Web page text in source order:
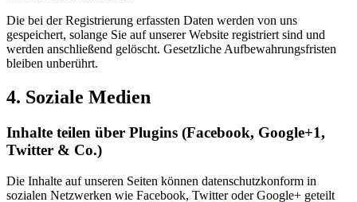
Die bei der Registrierung erfassten Daten werden von uns
gespeichert, solange Sie auf unserer Website registriert sind und
werden anschließend gelöscht. Gesetzliche Aufbewahrungsfristen
bleiben unberührt.
4. Soziale Medien
Inhalte teilen über Plugins (Facebook, Google+1,
Twitter & Co.)
Die Inhalte auf unseren Seiten können datenschutzkonform in
sozialen Netzwerken wie Facebook, Twitter oder Google+ geteilt